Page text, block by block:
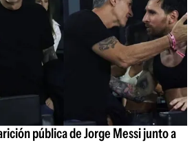
pública de Jorge Messi junto a